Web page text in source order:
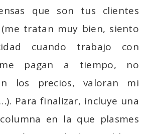
que son tus clientes
(me tratan muy bien, siento
cuando trabajo con
pagan a tiempo, no
los precios, valoran mi
Para finalizar, incluye una
en la que plasmes